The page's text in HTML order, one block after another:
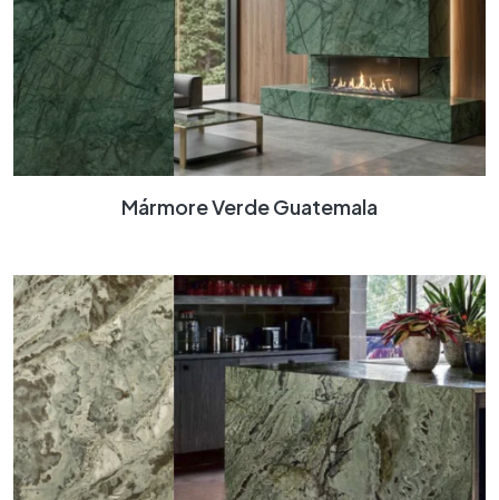
Mármore Verde Guatemala